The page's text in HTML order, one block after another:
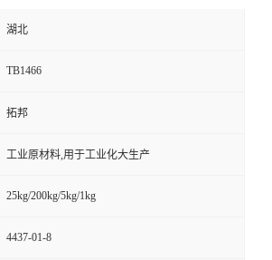
湖北
TB1466
拓邦
工业原材料,用于工业化大生产
25kg/200kg/5kg/1kg
4437-01-8